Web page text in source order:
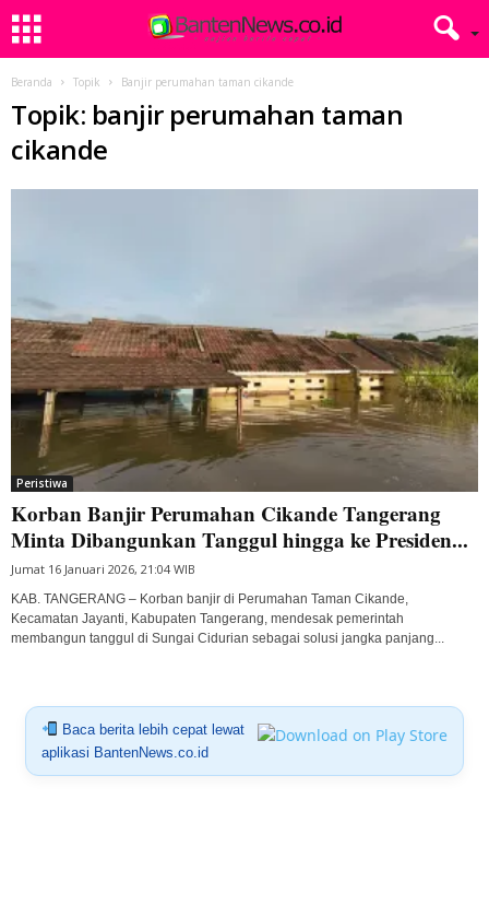
Beranda Topik Banjir perumahan taman cikande
Topik: banjir perumahan taman
cikande
Peristiwa
Korban Banjir Perumahan Cikande Tangerang
Minta Dibangunkan Tanggul hingga ke Presiden...
Jumat 16 Januari 2026, 21:04 WIB
KAB. TANGERANG – Korban banjir di Perumahan Taman Cikande,
Kecamatan Jayanti, Kabupaten Tangerang, mendesak pemerintah
membangun tanggul di Sungai Cidurian sebagai solusi jangka panjang...
Baca berita lebih cepat lewat
aplikasi BantenNews.co.id